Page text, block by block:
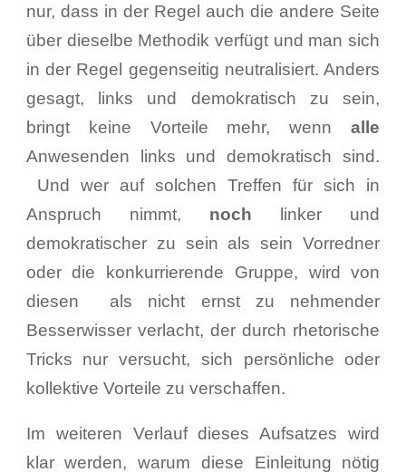
nur, dass in der Regel auch die andere Seite
über dieselbe Methodik verfügt und man sich
in der Regel gegenseitig neutralisiert. Anders
gesagt, links und demokratisch zu sein,
bringt keine Vorteile mehr, wennalle
Anwesenden links und demokratisch sind.
Und wer auf solchen Treffen für sich in
Anspruch nimmt, noch
linker und
demokratischer zu sein als sein Vorredner
oder die konkurrierende Gruppe, wird von
diesen als nicht ernst zu nehmender
Besserwisser verlacht, der durch rhetorische
Tricks nur versucht, sich persönliche oder
kollektive Vorteile zu verschaffen.
Im weiteren Verlauf dieses Aufsatzes wird
klar werden, warum diese Einleitung nötig